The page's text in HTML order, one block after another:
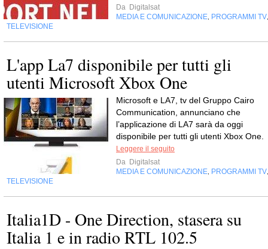
Da Digitalsat
MEDIA E COMUNICAZIONE PROGRAMMI TV
TELEVISIONE
L'app La7 disponibile per tutti gli
utenti Microsoft Xbox One
Microsoft e LA7, tv del Gruppo Cairo
Communication, annunciano che
l’applicazione di LA7 sarà da oggi
disponibile per tutti gli utenti Xbox One.
Leggere il seguito
Da Digitalsat
MEDIA E COMUNICAZIONE PROGRAMMI TV
TELEVISIONE
Italia1D - One Direction, stasera su
Italia 1 e in radio RTL 102.5